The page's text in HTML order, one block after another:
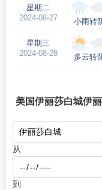
星期二
2024-08-27
小雨转
星期三
2024-08-28
多云转
美国伊丽莎白城伊
从
到